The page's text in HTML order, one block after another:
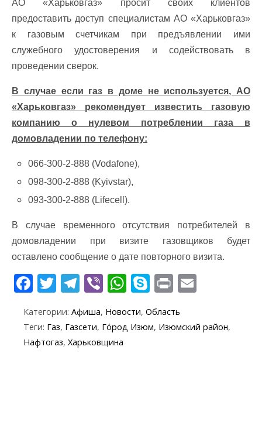
АО «Харьковгаз» просит своих клиентов
предоставить доступ специалистам АО «Харьковгаз»
к газовым счетчикам при предъявлении ими
служебного удостоверения и содействовать в
проведении сверок.
В случае если газ в доме не используется, АО
«Харьковгаз» рекомендует известить газовую
компанию о нулевом потреблении газа в
домовладении по телефону:
066-300-2-888 (Vodafone),
098-300-2-888 (Kyivstar),
093-300-2-888 (Lifecell).
В случае временного отсутствия потребителей в
домовладении при визите газовщиков будет
оставлено сообщение о дате повторного визита.
F
e
b
T
itt
er
T
el
e
gr
Vi
er
W
at
s
S
k
y
p
Pr
t ai
Категории: Афиша, Новости, Область
Теги: Газ, Газсети, Го́род Изюм, Изюмский район,
Нафтогаз, Харьковщина